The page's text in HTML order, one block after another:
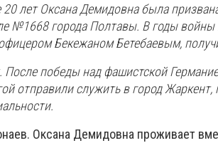
20 лет Оксана Демидовна была
№1668 города Полтавы. В годы
Бекежаном Бетебаевым,
победы над фашистской
отправили служить в город
Оксана Демидовна проживает